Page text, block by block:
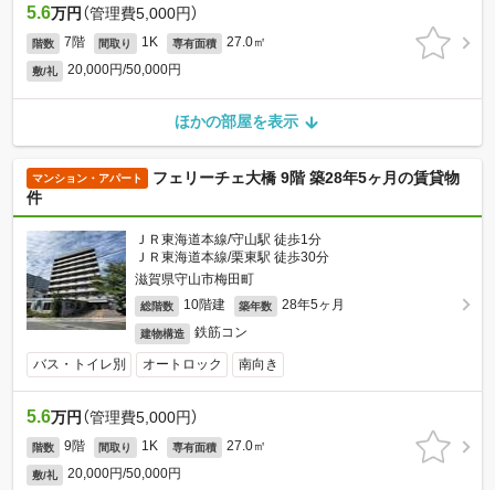
5.6万円 （管理費5,000円）
階数 7階 間取り 1K 専有面積 27.0㎡
敷/礼 20,000円/50,000円
ほかの部屋を表示
マンション・アパート
フェリーチェ大橋 9階 築28年5ヶ月の賃貸物
件
ＪＲ東海道本線/守山駅 徒歩1分
ＪＲ東海道本線/栗東駅 徒歩30分
滋賀県守山市梅田町
総階数 10階建 築年数 28年5ヶ月
建物構造 鉄筋コン
バス・トイレ別 オートロック 南向き
5.6万円 （管理費5,000円）
階数 9階 間取り 1K 専有面積 27.0㎡
敷/礼 20,000円/50,000円